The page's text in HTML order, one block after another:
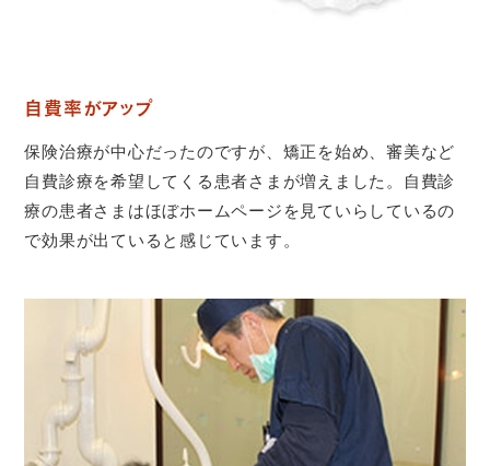
自費率がアップ
保険治療が中心だったのですが、矯正を始め、審美など
自費診療を希望してくる患者さまが増えました。自費診
療の患者さまはほぼホームページを見ていらしているの
で効果が出ていると感じています。